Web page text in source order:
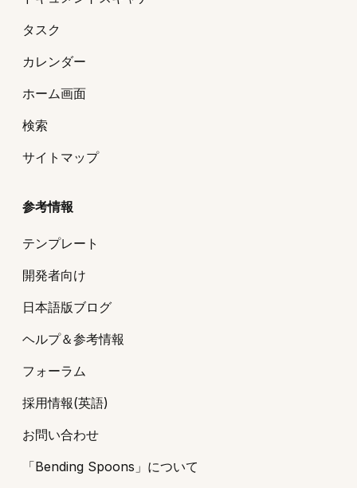
タスク
カレンダー
ホーム画面
検索
サイトマップ
参考情報
テンプレート
開発者向け
日本語版ブログ
ヘルプ＆参考情報
フォーラム
採用情報(英語)
お問い合わせ
「Bending Spoons」について